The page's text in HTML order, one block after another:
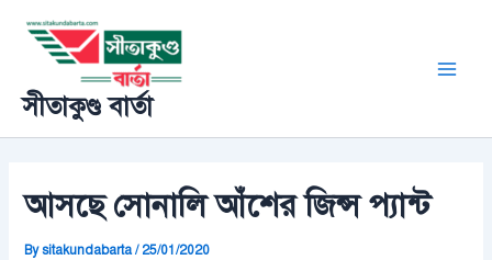
content
সীতাকুণ্ড বার্তা
আসছে সোনালি আঁশের জিন্স প্যান্ট
Bysitakundabarta/ 25/01/2020
navigation